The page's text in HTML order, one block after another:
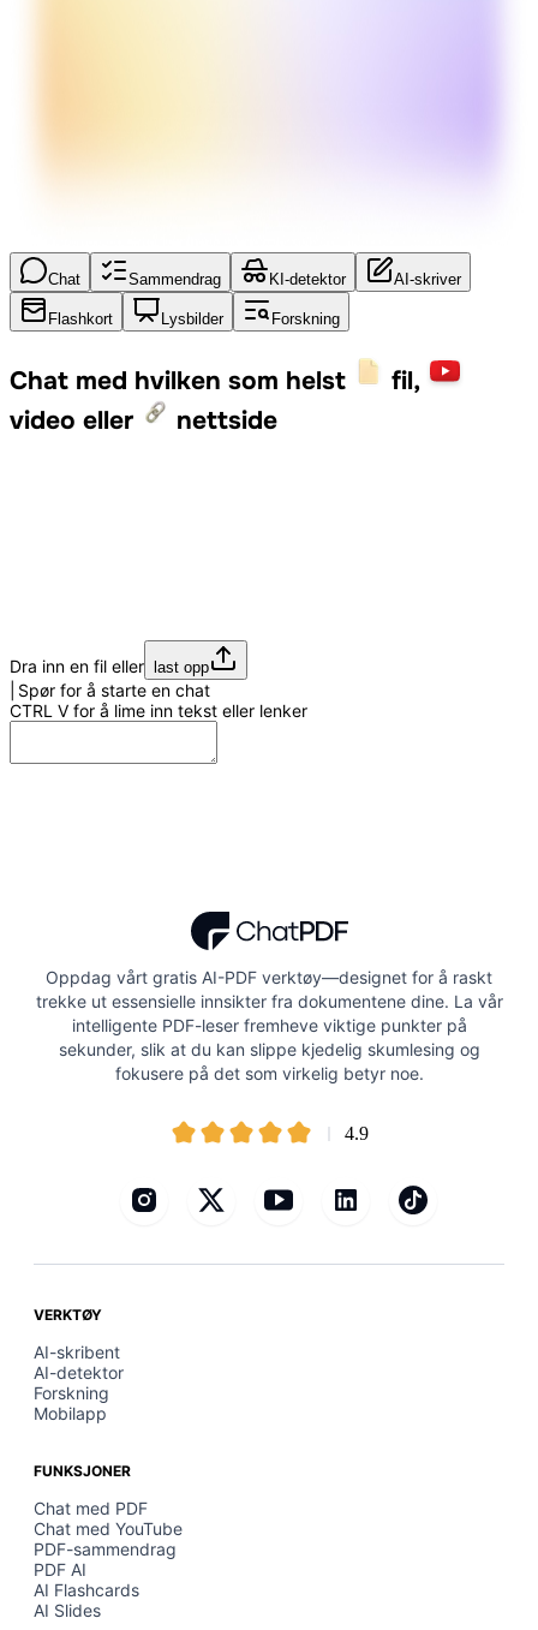
Chat Sammendrag KI-detektor AI-skriver
Flashkort Lysbilder Forskning
Chat med hvilken som helst
fil,
video eller
nettside
Dra inn en fil eller last opp
Spør for å starte en chat
CTRL V for å lime inn tekst eller lenker
Oppdag vårt gratis AI-PDF verktøy—designet for å raskt
trekke ut essensielle innsikter fra dokumentene dine. La vår
intelligente PDF-leser fremheve viktige punkter på
sekunder, slik at du kan slippe kjedelig skumlesing og
fokusere på det som virkelig betyr noe.
4.9
VERKTØY
AI-skribent
AI-detektor
Forskning
Mobilapp
FUNKSJONER
Chat med PDF
Chat med YouTube
PDF-sammendrag
PDF AI
AI Flashcards
AI Slides